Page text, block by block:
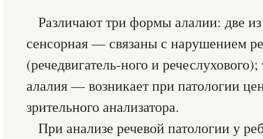
Различают три формы алалии: две
сенсорная — связаны с нарушением
(речедвигатель-ного и
алалия — возникает при патологии
зрительного анализатора.
При анализе речевой патологии у